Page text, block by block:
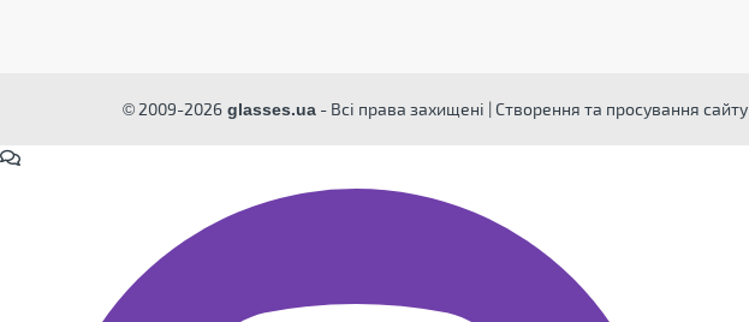
© 2009-2026 glasses.ua - Всі права захищені | Створення та просування сайту